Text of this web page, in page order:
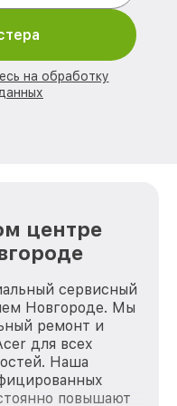
на обработку
центре
сервисный
Новгороде. Мы
ремонт и
для всех
Наша
повышают